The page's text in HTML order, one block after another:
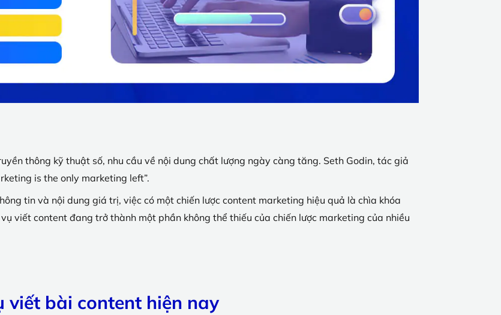
thông kỹ thuật số, nhu cầu về nội dung chất lượng ngày càng tăng. Seth Godin, tác giả
is the only marketing left”.
tin và nội dung giá trị, việc có một chiến lược content marketing hiệu quả là chìa khóa
viết content đang trở thành một phần không thể thiếu của chiến lược marketing của nhiều
viết bài content hiện nay